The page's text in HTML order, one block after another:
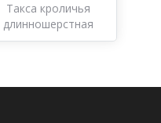
Такса кроличья
длинношерстная